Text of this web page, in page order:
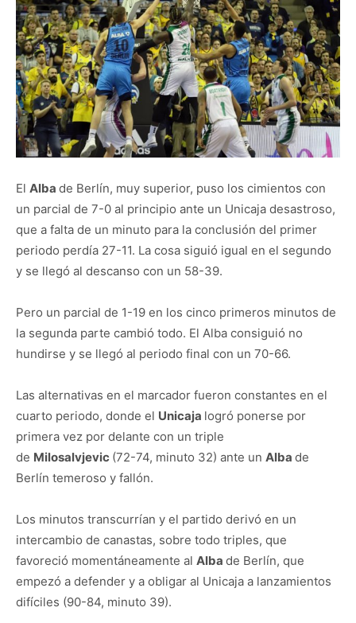
El Alba de Berlín, muy superior, puso los cimientos con
un parcial de 7-0 al principio ante un Unicaja desastroso,
que a falta de un minuto para la conclusión del primer
periodo perdía 27-11. La cosa siguió igual en el segundo
y se llegó al descanso con un 58-39.
Pero un parcial de 1-19 en los cinco primeros minutos de
la segunda parte cambió todo. El Alba consiguió no
hundirse y se llegó al periodo final con un 70-66.
Las alternativas en el marcador fueron constantes en el
cuarto periodo, donde el Unicaja logró ponerse por
primera vez por delante con un triple
de Milosalvjevic (72-74, minuto 32) ante un Alba de
Berlín temeroso y fallón.
Los minutos transcurrían y el partido derivó en un
intercambio de canastas, sobre todo triples, que
favoreció momentáneamente al Alba de Berlín, que
empezó a defender y a obligar al Unicaja a lanzamientos
difíciles (90-84, minuto 39).